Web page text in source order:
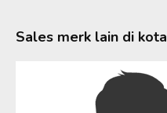
Sales merk lain di kota